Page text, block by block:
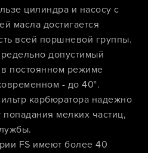
цилиндра и насосу с
масла достигается
всей поршневой группы.
допустимый
постоянном режиме
- до 40°.
карбюратора надежно
мелких частиц,
FS имеют более 40